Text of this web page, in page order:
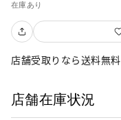
在庫あり
店舗受取りなら送料無料
店舗在庫状況